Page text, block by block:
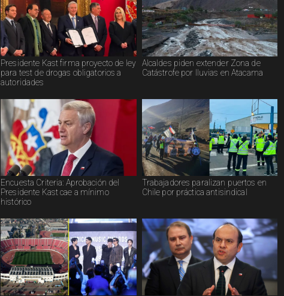
Presidente Kast firma proyecto de ley
para test de drogas obligatorios a
autoridades
Alcaldes piden extender Zona de
Catástrofe por lluvias en Atacama
Encuesta Criteria: Aprobación del
Presidente Kast cae a mínimo
histórico
Trabajadores paralizan puertos en
Chile por práctica antisindical